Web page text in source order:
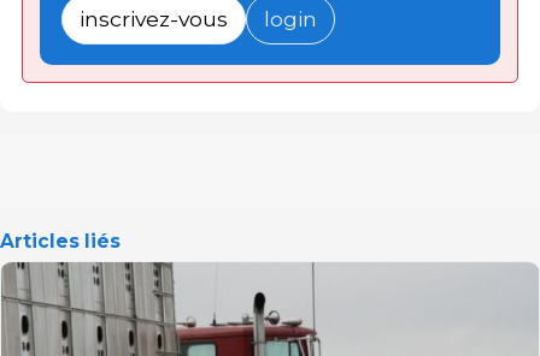
inscrivez-vous login
Articles liés